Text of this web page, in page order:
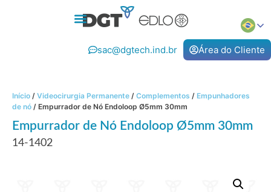
sac@dgtech.ind.br Área do Cliente
Início / Videocirurgia Permanente / Complementos / Empunhadores
de nó / Empurrador de Nó Endoloop Ø5mm 30mm
Empurrador de Nó Endoloop Ø5mm 30mm
14-1402